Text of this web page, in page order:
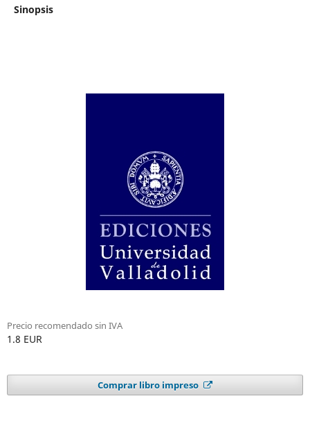
Sinopsis
Precio recomendado sin IVA
1.8 EUR
Comprar libro impreso